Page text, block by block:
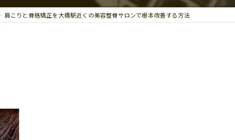
肩こりと骨格矯正を大橋駅近くの美容整骨サロンで根本改善する方法